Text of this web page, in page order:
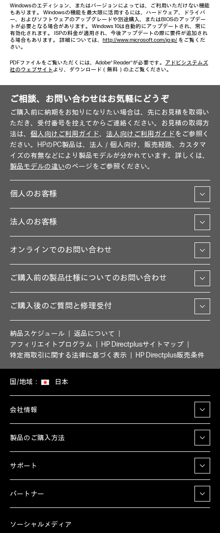
Windowsのエディション、またはバージョンによっては、ご利用いただけない機能
もあります。 Windowsの機能を最大限に活用するには、ハードウェア、ドライバ
ー、およびソフトウェアのアップグレードや別途購入、またはBIOSのアップデー
トが必要となる場合があります。 Windows 10は自動的にアップデートされ、常に
有効化されます。 ISPの料金が適用され、今後アップデートの際に要件が追加され
る場合もあります。 詳細については、 http://www.microsoft.com/ja-jp/ をご覧くだ
さい。
PDFファイルをご覧いただくには、Adobe® Reader®が必要です。 アドビシステムズ
社のウェブサイト より、ダウンロード（無料）の上ご覧ください。
ご相談、お問い合わせはお気軽にどうぞ
ご購入前に納期をお知りになりたい場合は、先にお見積を取得い
ただき、受付番号を控えてからご連絡ください。お見積の取得方
法は、 個人向けご利用ガイド、 法人向けご利用ガイドをご参照く
ださい。HPのPC製品は、法人／個人向け、販売経路、カスタマ
イズの有無などにより製品モデルが分かれています。詳しくは、
製品モデルの違いのページをご参照ください。
個人のお客様
法人のお客様
オンラインでのお問い合わせ
ご購入前の製品仕様についてのお問い合わせ
ご購入後のご質問と修理受付
納品スケジュール
返品について
アフィリエイトプログラム
HP Directplusサイトマップ
特定商取引に関する法律に基づく表示
HP Directplus販売条件
国/地域： 日本
会社情報
製品のご購入方法
サポート
パートナー
ソーシャルメディア